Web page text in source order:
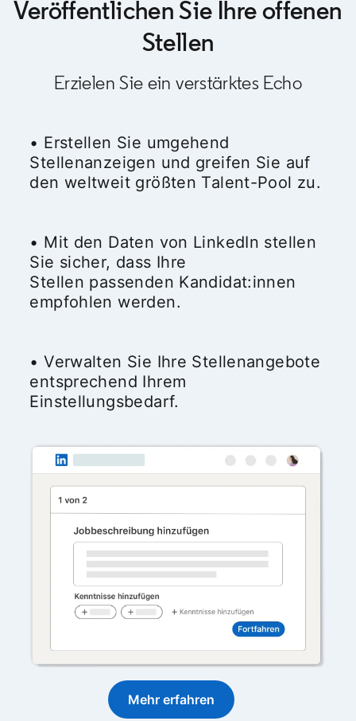
Veröffentlichen Sie Ihre offenen
Stellen
Erzielen Sie ein verstärktes Echo
• Erstellen Sie umgehend
Stellenanzeigen und greifen Sie auf
den weltweit größten Talent-Pool zu.
• Mit den Daten von LinkedIn stellen
Sie sicher, dass Ihre
Stellen passenden Kandidat:innen
empfohlen werden.
• Verwalten Sie Ihre Stellenangebote
entsprechend Ihrem
Einstellungsbedarf.
Mehr erfahren